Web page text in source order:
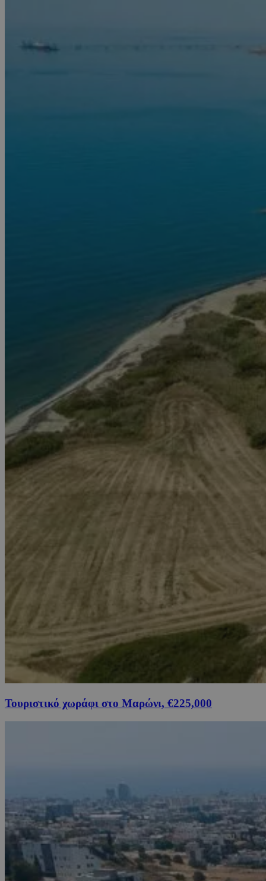
Τουριστικό χωράφι στο Μαρώνι, €225,000